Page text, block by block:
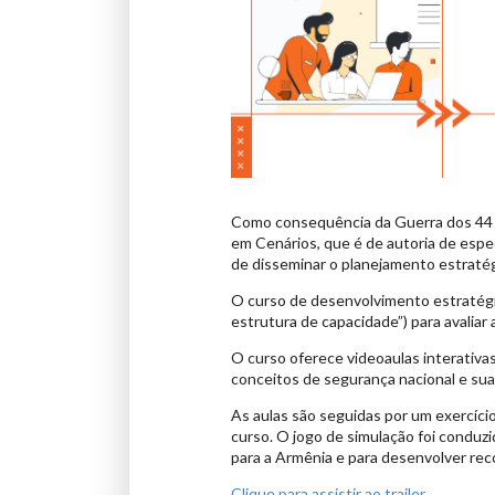
Como consequência da Guerra dos
em Cenários, que é de autoria de
de disseminar o planejamento
O curso de desenvolvimento
estrutura de capacidade”) para
O curso oferece videoaulas
conceitos de segurança nacional e
As aulas são seguidas por um
curso. O jogo de simulação foi
para a Armênia e para desenvolver